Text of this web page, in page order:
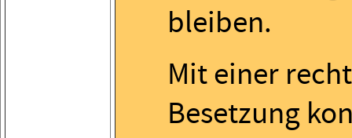
bleiben.
Mit einer
Besetzung